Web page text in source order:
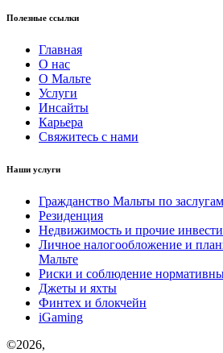
Полезные ссылки
Главная
О нас
О Мальте
Услуги
Инсайты
Карьера
Свяжитесь с нами
Наши услуги
Гражданство Мальты по заслугам
Резиденция
Недвижимость и прочие
Личное налогообложение и
Мальте
Риски и соблюдение
Джеты и яхты
Финтех и блокчейн
iGaming
©2026,